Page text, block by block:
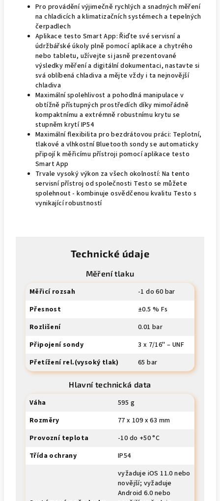
Pro provádění výjimečně rychlých a snadných měření
na chladicích a klimatizačních systémech a tepelných
čerpadlech
Aplikace testo Smart App: Řiďte své servisní a
údržbářské úkoly plně pomocí aplikace a chytrého
nebo tabletu, užívejte si jasně prezentované
výsledky měření a digitální dokumentaci, nastavte si
svá oblíbená chladiva a mějte vždy i ta nejnovější
chladiva
Maximální spolehlivost a pohodlná manipulace v
obtížně přístupných prostředích díky mimořádně
kompaktnímu a extrémně robustnímu krytu se
stupněm krytí IP54
Maximální flexibilita pro bezdrátovou práci: Teplotní,
tlakové a vlhkostní Bluetooth sondy se automaticky
připojí k měřicímu přístroji pomocí aplikace testo
Smart App
Trvale vysoký výkon za všech okolností: Na tento
servisní přístroj od společnosti Testo se můžete
spolehnout - kombinuje osvědčenou kvalitu Testo s
vynikající robustností
Technické údaje
Měření tlaku
Měřicí rozsah
-1 do 60 bar
Přesnost
±0.5 % Fs
Rozlišení
0.01 bar
Připojení sondy
3 x 7/16" – UNF
Přetížení rel.(vysoký tlak)
65 bar
Hlavní technická data
Váha
595 g
Rozměry
77 x 109 x 63 mm
Provozní teplota
-10 do +50 °C
Třída ochrany
IP54
vyžaduje iOS 11.0 nebo
novější; vyžaduje
Android 6.0 nebo